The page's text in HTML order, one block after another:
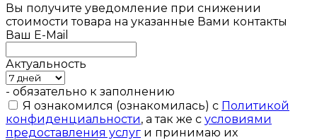
Вы получите уведомление при снижении
стоимости товара на указанные Вами контакты
Ваш E-Mail
Актуальность
- обязательно к заполнению
Я ознакомился (ознакомилась) с Политикой
конфиденциальности, а так же с условиями
предоставления услуг и принимаю их